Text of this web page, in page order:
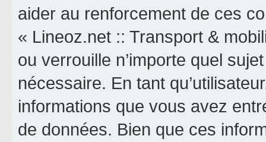
aider au renforcement de ces
« Lineoz.net :: Transport &
ou verrouille n’importe quel
nécessaire. En tant
informations que vous avez
de données. Bien que ces